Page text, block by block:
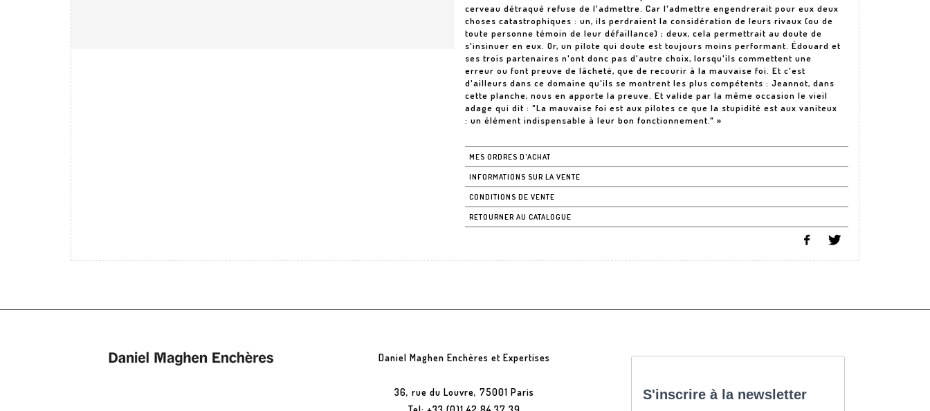
cerveau détraqué refuse de l'admettre. Car l'admettre engendrerait pour eux deux
choses catastrophiques : un, ils perdraient la considération de leurs rivaux (ou de
toute personne témoin de leur défaillance) ; deux, cela permettrait au doute de
s'insinuer en eux. Or, un pilote qui doute est toujours moins performant. Édouard et
ses trois partenaires n'ont donc pas d'autre choix, lorsqu'ils commettent une
erreur ou font preuve de lâcheté, que de recourir à la mauvaise foi. Et c'est
d'ailleurs dans ce domaine qu'ils se montrent les plus compétents : Jeannot, dans
cette planche, nous en apporte la preuve. Et valide par la même occasion le vieil
adage qui dit : "La mauvaise foi est aux pilotes ce que la stupidité est aux vaniteux
: un élément indispensable à leur bon fonctionnement." »
MES ORDRES D'ACHAT
INFORMATIONS SUR LA VENTE
CONDITIONS DE VENTE
RETOURNER AU CATALOGUE
Daniel Maghen Enchères et Expertises
36, rue du Louvre, 75001 Paris